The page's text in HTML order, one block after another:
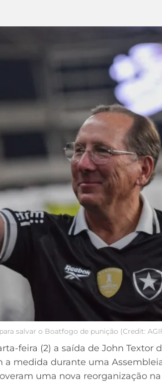
salvar o Boatfogo de punição (Credit:
feira (2) a saída de John Textor
a medida durante uma
uma nova reorganização